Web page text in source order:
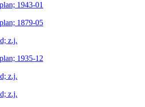
1943-01
1879-05
z.j.
1935-12
z.j.
z.j.